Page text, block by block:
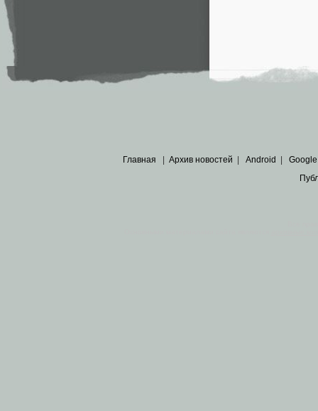
Главная Архив новостей Android Google